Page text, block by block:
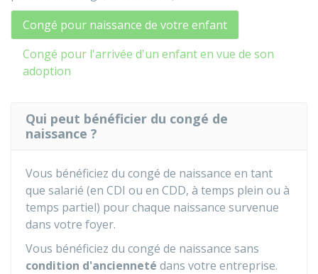
Congé pour naissance de votre enfant
Congé pour l'arrivée d'un enfant en vue de son
adoption
Qui peut bénéficier du congé de
naissance ?
Vous bénéficiez du congé de naissance en tant
que salarié (en CDI ou en CDD, à temps plein ou à
temps partiel) pour chaque naissance survenue
dans votre foyer.
Vous bénéficiez du congé de naissance sans
condition d'ancienneté dans votre entreprise.